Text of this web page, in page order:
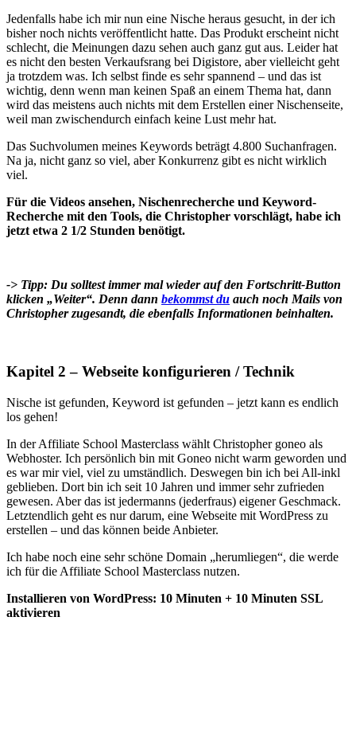
Jedenfalls habe ich mir nun eine Nische heraus gesucht, in der ich
bisher noch nichts veröffentlicht hatte. Das Produkt erscheint nicht
schlecht, die Meinungen dazu sehen auch ganz gut aus. Leider hat
es nicht den besten Verkaufsrang bei Digistore, aber vielleicht geht
ja trotzdem was. Ich selbst finde es sehr spannend – und das ist
wichtig, denn wenn man keinen Spaß an einem Thema hat, dann
wird das meistens auch nichts mit dem Erstellen einer Nischenseite,
weil man zwischendurch einfach keine Lust mehr hat.
Das Suchvolumen meines Keywords beträgt 4.800 Suchanfragen.
Na ja, nicht ganz so viel, aber Konkurrenz gibt es nicht wirklich
viel.
Für die Videos ansehen, Nischenrecherche und Keyword-
Recherche mit den Tools, die Christopher vorschlägt, habe ich
jetzt etwa 2 1/2 Stunden benötigt.
-> Tipp: Du solltest immer mal wieder auf den Fortschritt-Button
klicken „Weiter“. Denn dann bekommst du auch noch Mails von
Christopher zugesandt, die ebenfalls Informationen beinhalten.
Kapitel 2 – Webseite konfigurieren / Technik
Nische ist gefunden, Keyword ist gefunden – jetzt kann es endlich
los gehen!
In der Affiliate School Masterclass wählt Christopher goneo als
Webhoster. Ich persönlich bin mit Goneo nicht warm geworden und
es war mir viel, viel zu umständlich. Deswegen bin ich bei All-inkl
geblieben. Dort bin ich seit 10 Jahren und immer sehr zufrieden
gewesen. Aber das ist jedermanns (jederfraus) eigener Geschmack.
Letztendlich geht es nur darum, eine Webseite mit WordPress zu
erstellen – und das können beide Anbieter.
Ich habe noch eine sehr schöne Domain „herumliegen“, die werde
ich für die Affiliate School Masterclass nutzen.
Installieren von WordPress: 10 Minuten + 10 Minuten SSL
aktivieren